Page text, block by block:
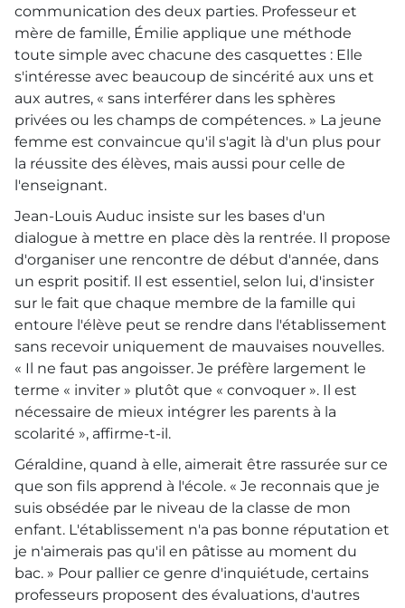
communication des deux parties. Professeur et
mère de famille, Émilie applique une méthode
toute simple avec chacune des casquettes : Elle
s'intéresse avec beaucoup de sincérité aux uns et
aux autres, « sans interférer dans les sphères
privées ou les champs de compétences. » La jeune
femme est convaincue qu'il s'agit là d'un plus pour
la réussite des élèves, mais aussi pour celle de
l'enseignant.
Jean-Louis Auduc insiste sur les bases d'un
dialogue à mettre en place dès la rentrée. Il propose
d'organiser une rencontre de début d'année, dans
un esprit positif. Il est essentiel, selon lui, d'insister
sur le fait que chaque membre de la famille qui
entoure l'élève peut se rendre dans l'établissement
sans recevoir uniquement de mauvaises nouvelles.
« Il ne faut pas angoisser. Je préfère largement le
terme « inviter » plutôt que « convoquer ». Il est
nécessaire de mieux intégrer les parents à la
scolarité », affirme-t-il.
Géraldine, quand à elle, aimerait être rassurée sur ce
que son fils apprend à l'école. « Je reconnais que je
suis obsédée par le niveau de la classe de mon
enfant. L'établissement n'a pas bonne réputation et
je n'aimerais pas qu'il en pâtisse au moment du
bac. » Pour pallier ce genre d'inquiétude, certains
professeurs proposent des évaluations, d'autres